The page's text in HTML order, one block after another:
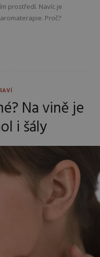
prostředí. Navíc je
Proč?
Na vině je
i šály